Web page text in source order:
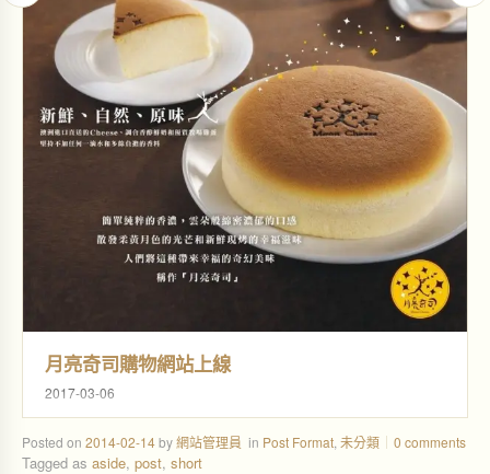
月亮奇司購物網站上線
2017-03-06
Posted on 2014-02-14by網站管理員 in Post Format 未分類 0 comments
Tagged as aside, post, short